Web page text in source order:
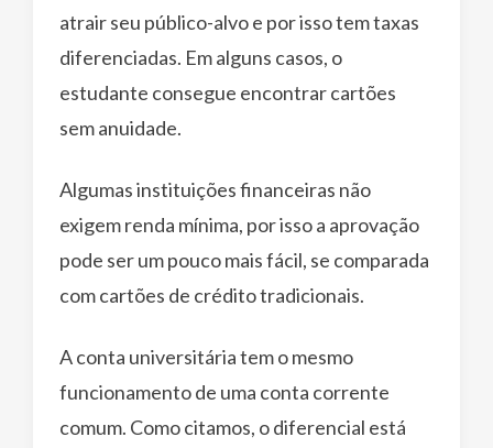
atrair seu público-alvo e por isso tem taxas
diferenciadas. Em alguns casos, o
estudante consegue encontrar cartões
sem anuidade.
Algumas instituições financeiras não
exigem renda mínima, por isso a aprovação
pode ser um pouco mais fácil, se comparada
com cartões de crédito tradicionais.
A conta universitária tem o mesmo
funcionamento de uma conta corrente
comum. Como citamos, o diferencial está